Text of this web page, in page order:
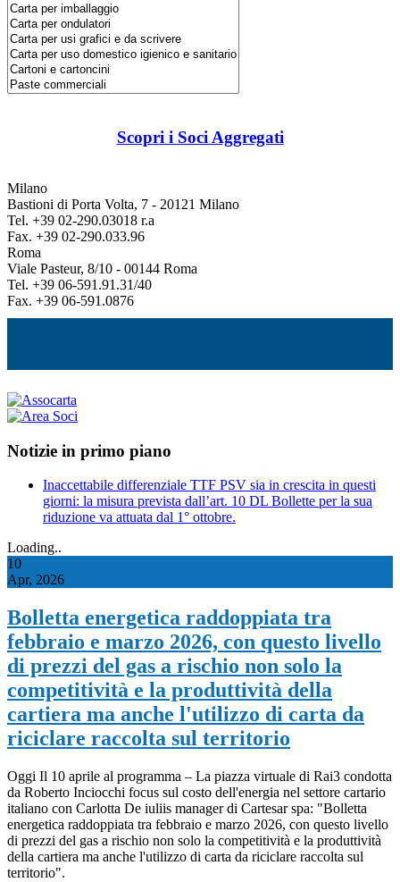
Scopri i Soci Aggregati
Milano
Bastioni di Porta Volta, 7 - 20121 Milano
Tel. +39 02-290.03018 r.a
Fax. +39 02-290.033.96
Roma
Viale Pasteur, 8/10 - 00144 Roma
Tel. +39 06-591.91.31/40
Fax. +39 06-591.0876
Notizie in primo piano
Inaccettabile differenziale TTF PSV sia in crescita in questi
giorni: la misura prevista dall’art. 10 DL Bollette per la sua
riduzione va attuata dal 1° ottobre.
Loading..
10
Apr, 2026
Bolletta energetica raddoppiata tra
febbraio e marzo 2026, con questo livello
di prezzi del gas a rischio non solo la
competitività e la produttività della
cartiera ma anche l'utilizzo di carta da
riciclare raccolta sul territorio
Oggi Il 10 aprile al programma – La piazza virtuale di Rai3 condotta
da Roberto Inciocchi focus sul costo dell'energia nel settore cartario
italiano con Carlotta De iuliis manager di Cartesar spa: "Bolletta
energetica raddoppiata tra febbraio e marzo 2026, con questo livello
di prezzi del gas a rischio non solo la competitività e la produttività
della cartiera ma anche l'utilizzo di carta da riciclare raccolta sul
territorio".